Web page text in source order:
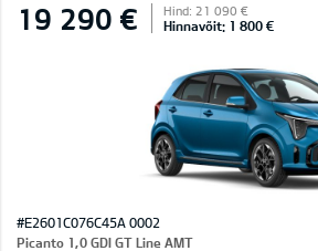
19 290 € Hind: 21 090 €
Hinnavõit: 1 800 €
#E2601C076C45A 0002
Picanto 1,0 GDI GT Line AMT